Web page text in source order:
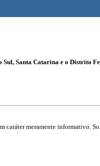
Sul, Santa Catarina e o Distrito
caráter meramente informativo.